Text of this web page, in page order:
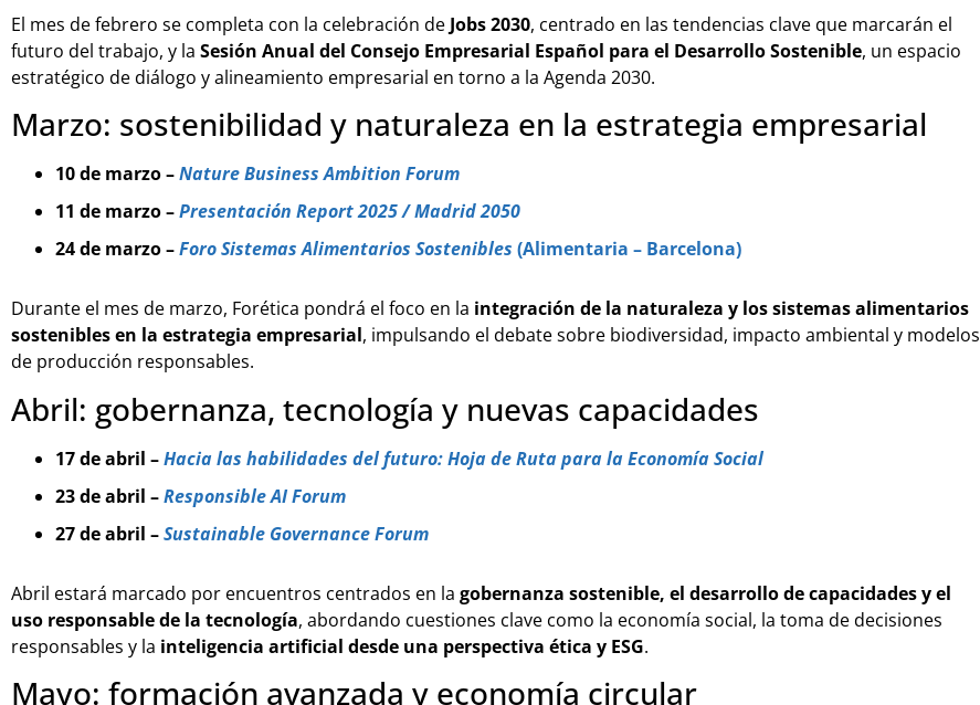
El mes de febrero se completa con la celebración de Jobs 2030, centrado en las tendencias clave que marcarán el
futuro del trabajo, y la Sesión Anual del Consejo Empresarial Español para el Desarrollo Sostenible, un espacio
estratégico de diálogo y alineamiento empresarial en torno a la Agenda 2030.
Marzo: sostenibilidad y naturaleza en la estrategia empresarial
10 de marzo –Nature Business Ambition Forum
11 de marzo –Presentación Report 2025 / Madrid 2050
24 de marzo –Foro Sistemas Alimentarios Sostenibles (Alimentaria – Barcelona)
Durante el mes de marzo, Forética pondrá el foco en la integración de la naturaleza y los sistemas alimentarios
sostenibles en la estrategia empresarial, impulsando el debate sobre biodiversidad, impacto ambiental y modelos
de producción responsables.
Abril: gobernanza, tecnología y nuevas capacidades
17 de abril –Hacia las habilidades del futuro: Hoja de Ruta para la Economía Social
23 de abril –Responsible AI Forum
27 de abril –Sustainable Governance Forum
Abril estará marcado por encuentros centrados en la gobernanza sostenible, el desarrollo de capacidades y el
uso responsable de la tecnología, abordando cuestiones clave como la economía social, la toma de decisiones
responsables y la inteligencia artificial desde una perspectiva ética y ESG.
Mayo: formación avanzada y economía circular